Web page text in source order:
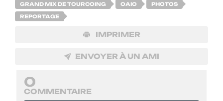
GRAND MIX DE TOURCOING OAIO PHOTOS
REPORTAGE
IMPRIMER
ENVOYER À UN AMI
0
COMMENTAIRE